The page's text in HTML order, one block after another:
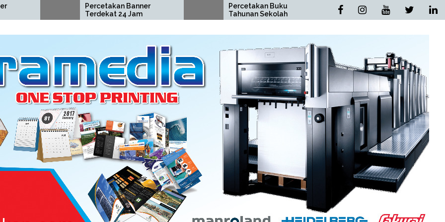
Percetakan Banner
Terdekat 24 Jam
Percetakan Buku
Tahunan Sekolah
Percetakan Buku Novel